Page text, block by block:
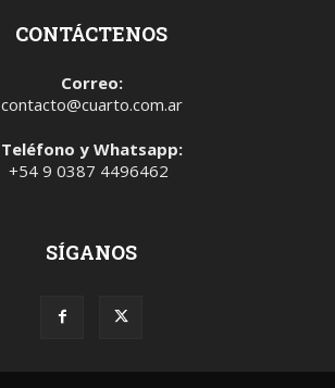
CONTÁCTENOS
Correo:
contacto@cuarto.com.ar
Teléfono y Whatsapp:
+54 9 0387 4496462
SÍGANOS